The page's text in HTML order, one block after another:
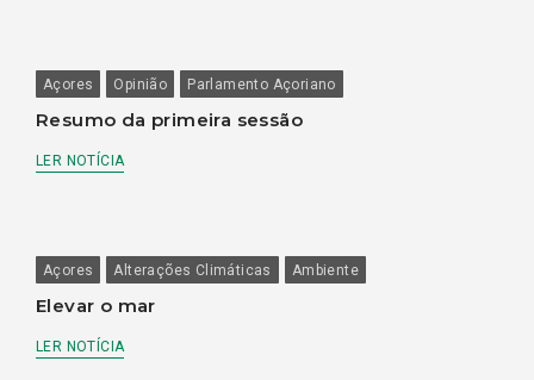
Açores Opinião Parlamento Açoriano
Resumo da primeira sessão
LER NOTÍCIA
Açores Alterações Climáticas Ambiente
Elevar o mar
LER NOTÍCIA